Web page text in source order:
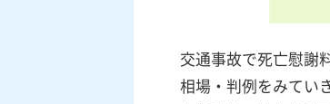
交通事故で死亡慰謝
相場・判例をみてい